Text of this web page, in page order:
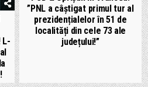
L-
”PNL a câștigat primul tur al
prezidențialelor în 51 de
localități din cele 73 ale
județului!”